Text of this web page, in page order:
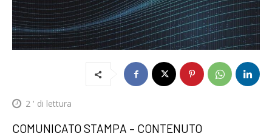
2 ' di lettura
COMUNICATO STAMPA – CONTENUTO